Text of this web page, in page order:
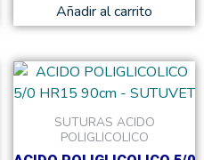
Añadir al carrito
elegir
la
página
SUTURAS ACIDO
POLIGLICOLICO
Rango
de
Este
tiene